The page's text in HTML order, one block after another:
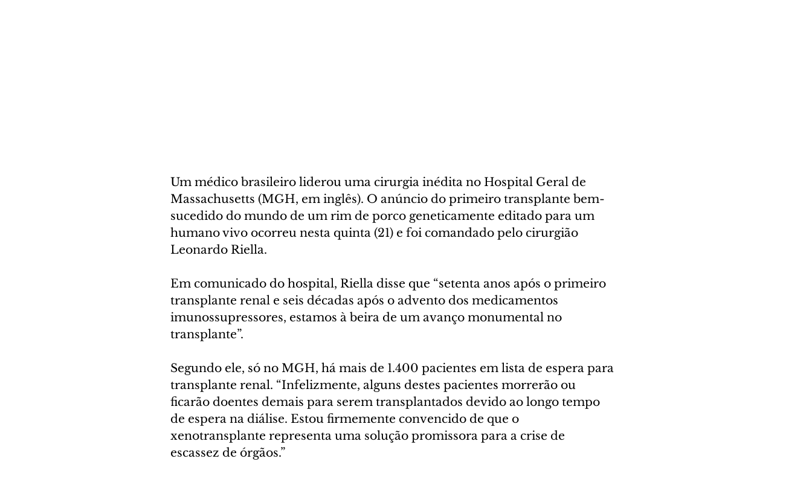
Um médico brasileiro liderou uma cirurgia inédita no Hospital Geral de
Massachusetts (MGH, em inglês). O anúncio do primeiro transplante bem-
sucedido do mundo de um rim de porco geneticamente editado para um
humano vivo ocorreu nesta quinta (21) e foi comandado pelo cirurgião
Leonardo Riella.
Em comunicado do hospital, Riella disse que “setenta anos após o primeiro
transplante renal e seis décadas após o advento dos medicamentos
imunossupressores, estamos à beira de um avanço monumental no
transplante”.
Segundo ele, só no MGH, há mais de 1.400 pacientes em lista de espera para
transplante renal. “Infelizmente, alguns destes pacientes morrerão ou
ficarão doentes demais para serem transplantados devido ao longo tempo
de espera na diálise. Estou firmemente convencido de que o
xenotransplante representa uma solução promissora para a crise de
escassez de órgãos.”